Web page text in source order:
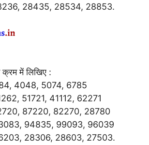
28435, 28534, 28853.
में लिखिए :
4048, 5074, 6785
51721, 41112, 62271
87220, 82270, 28780
94835, 99093, 96039
28306, 28603, 27503.